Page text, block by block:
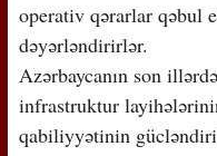
operativ qərarlar qəbul
dəyərləndirirlər.
Azərbaycanın son
infrastruktur
qabiliyyətinin